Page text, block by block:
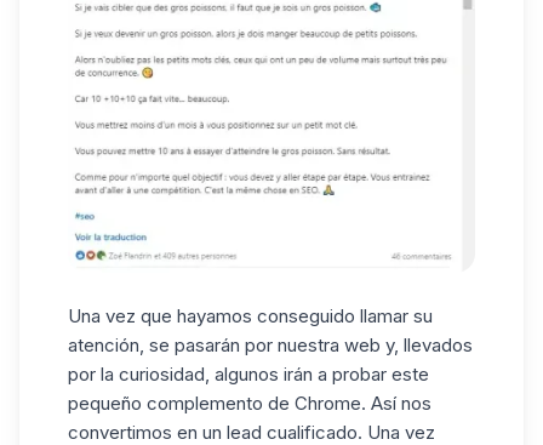
Una vez que hayamos conseguido llamar su
atención, se pasarán por nuestra web y, llevados
por la curiosidad, algunos irán a probar este
pequeño complemento de Chrome. Así nos
convertimos en un lead cualificado. Una vez